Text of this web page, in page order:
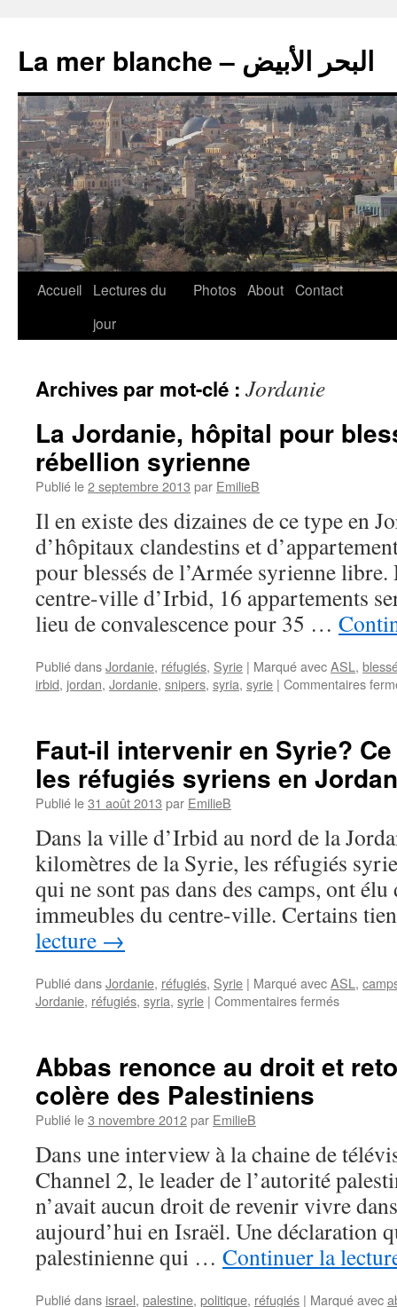
La mer blanche – البحر الأبيض
Accueil
Lectures du
jour
Photos About Contact
Archives par mot-clé : Jordanie
La Jordanie, hôpital pour
rébellion syrienne
Publié le2 septembre 2013 par EmilieB
Il en existe des dizaines de ce type en
d’hôpitaux clandestins et
pour blessés de l’Armée syrienne
centre-ville d’Irbid, 16 appartements
lieu de convalescence pour 35 …
Publié dansJordanie, réfugiés, Syrie | Marqué avecASL ,
irbid, jordan, Jordanie, snipers, syria, syrie | Commentaires
Faut-il intervenir en Syrie?
les réfugiés syriens en
Publié le31 août 2013 par EmilieB
Dans la ville d’Irbid au nord de la
kilomètres de la Syrie, les réfugiés
qui ne sont pas dans des camps, ont
immeubles du centre-ville. Certains
lecture →
Publié dansJordanie, réfugiés, Syrie | Marqué avecASL ,
Jordanie, réfugiés, syria, syrie | Commentaires fermés
Abbas renonce au droit et
colère des Palestiniens
Publié le3 novembre 2012par EmilieB
Dans une interview à la chaine de
Channel 2, le leader de l’autorité
n’avait aucun droit de revenir vivre
aujourd’hui en Israël. Une déclaration
palestinienne qui … Continuer la
Publié dans israel, palestine, politique, réfugiés | Marqué avec